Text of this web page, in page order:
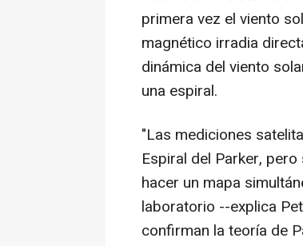
primera vez el viento
magnético irradia
dinámica del viento
una espiral.
"Las mediciones
Espiral del Parker,
hacer un mapa
laboratorio --explica
confirman la teoría de